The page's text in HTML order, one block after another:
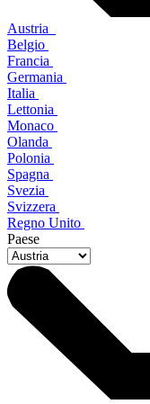
Austria
Belgio
Francia
Germania
Italia
Lettonia
Monaco
Olanda
Polonia
Spagna
Svezia
Svizzera
Regno Unito
Paese